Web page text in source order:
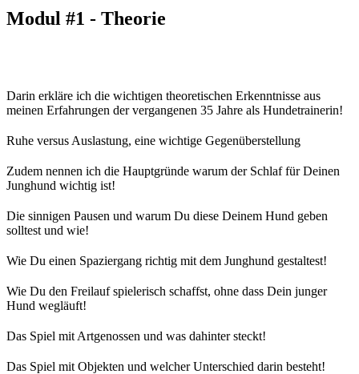
Modul #1 - Theorie
Darin erkläre ich die wichtigen theoretischen Erkenntnisse aus
meinen Erfahrungen der vergangenen 35 Jahre als Hundetrainerin!
Ruhe versus Auslastung, eine wichtige Gegenüberstellung
Zudem nennen ich die Hauptgründe warum der Schlaf für Deinen
Junghund wichtig ist!
Die sinnigen Pausen und warum Du diese Deinem Hund geben
solltest und wie!
Wie Du einen Spaziergang richtig mit dem Junghund gestaltest!
Wie Du den Freilauf spielerisch schaffst, ohne dass Dein junger
Hund wegläuft!
Das Spiel mit Artgenossen und was dahinter steckt!
Das Spiel mit Objekten und welcher Unterschied darin besteht!